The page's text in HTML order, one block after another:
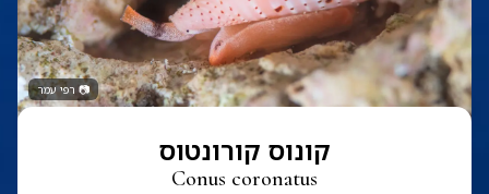
📷 רפי עמר
קונוס קורונטוס
Conus coronatus